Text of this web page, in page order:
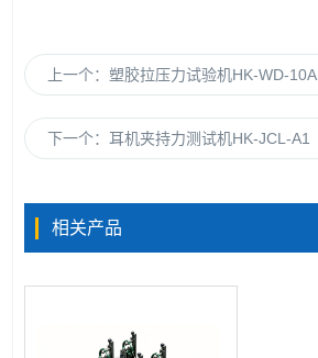
上一个：塑胶拉压力试验机HK-WD-10A
下一个： 耳机夹持力测试机HK-JCL-A1
相关产品